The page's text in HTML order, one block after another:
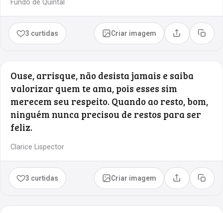
Fundo de Quintal
3 curtidas Criar imagem Compartilhar
Copiar
Ouse, arrisque, não desista jamais e saiba
valorizar quem te ama, pois esses sim
merecem seu respeito. Quando ao resto, bom,
ninguém nunca precisou de restos para ser
feliz.
Clarice Lispector
3 curtidas Criar imagem Compartilhar
Copiar